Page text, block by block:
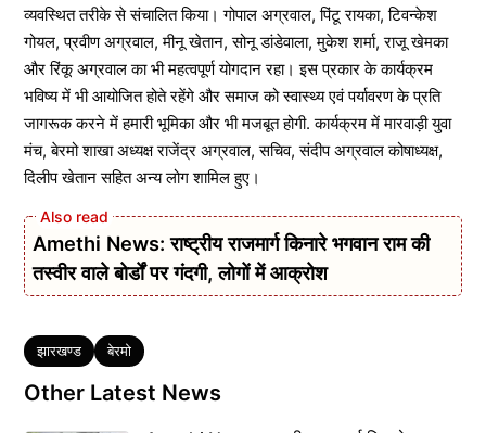
व्यवस्थित तरीके से संचालित किया। गोपाल अग्रवाल, पिंटू रायका, टिवन्केश
गोयल, प्रवीण अग्रवाल, मीनू खेतान, सोनू डांडेवाला, मुकेश शर्मा, राजू खेमका
और रिंकू अग्रवाल का भी महत्वपूर्ण योगदान रहा। इस प्रकार के कार्यक्रम
भविष्य में भी आयोजित होते रहेंगे और समाज को स्वास्थ्य एवं पर्यावरण के प्रति
जागरूक करने में हमारी भूमिका और भी मजबूत होगी. कार्यक्रम में मारवाड़ी युवा
मंच, बेरमो शाखा अध्यक्ष राजेंद्र अग्रवाल, सचिव, संदीप अग्रवाल कोषाध्यक्ष,
दिलीप खेतान सहित अन्य लोग शामिल हुए।
Amethi News: राष्ट्रीय राजमार्ग किनारे भगवान राम की
तस्वीर वाले बोर्डों पर गंदगी, लोगों में आक्रोश
Tags
झारखण्ड बेरमो
Other Latest News